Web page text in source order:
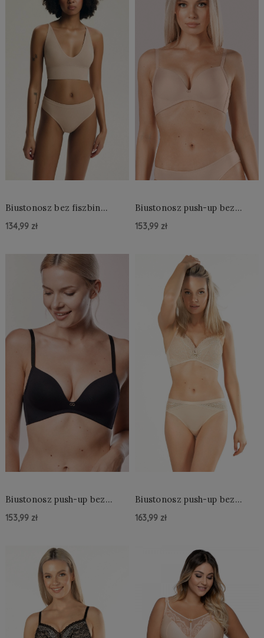
Biustonosz bez fiszbin
Arleen 2 A'2 S-2XL
134,99 zł
Do Koszyka »
Biustonosz push-up bez
153,99 zł
Do Koszyka »
Biustonosz push-up bez
Czarny
153,99 zł
Biustonosz push-up bez
163,99 zł